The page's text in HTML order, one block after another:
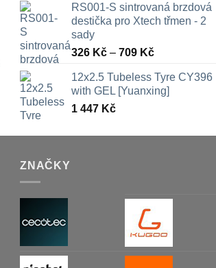
RS001-S sintrovaná brzdová
destička pro Xtech třmen - 2
sady
326 Kč – 709 KčRozpětí
326 Kč
až
12x2.5 Tubeless Tyre CY396
with GEL [Yuanxing]
1 447 Kč
ZNAČKY